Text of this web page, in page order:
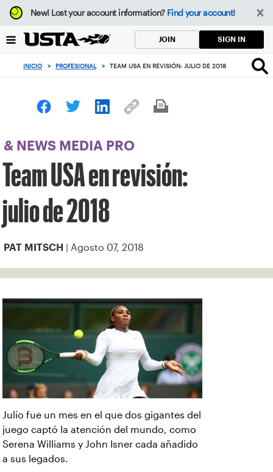
Enfoque
desde
botón
volver
principio
New!Lost your account information? Find your account!
JOIN SIGN IN
INICIO > PROFESIONAL > TEAM USA EN REVISIÓN: JULIO DE 2018
& NEWS MEDIA PRO
Team USA en revisión:
julio de 2018
PAT MITSCH | Agosto 07, 2018
Julio fue un mes en el que dos gigantes del
juego captó la atención del mundo, como
Serena Williams y John Isner cada añadido
a sus legados.